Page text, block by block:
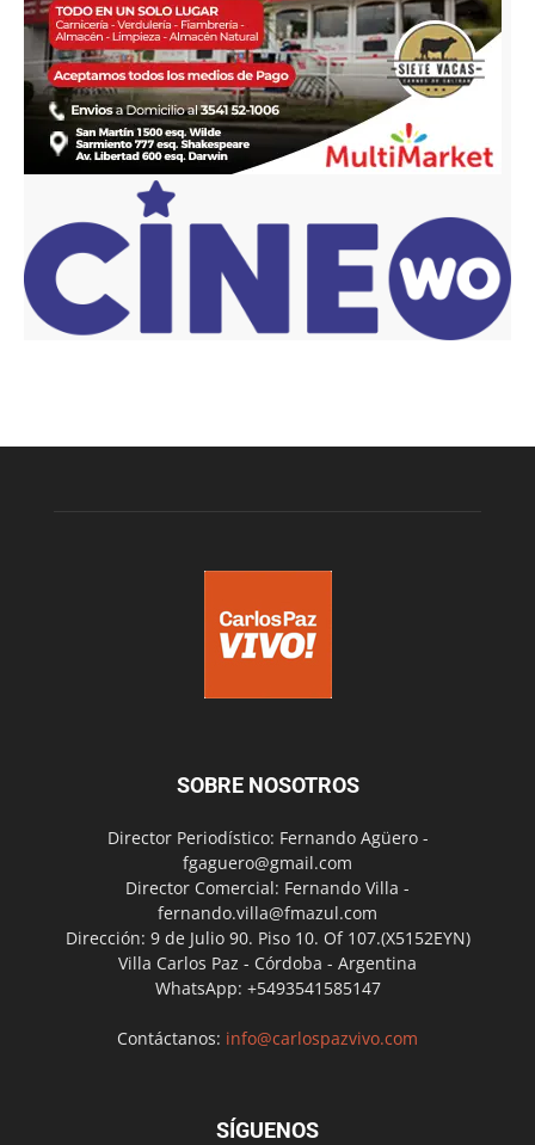
SOBRE NOSOTROS
Director Periodístico: Fernando Agüero -
fgaguero@gmail.com
Director Comercial: Fernando Villa -
fernando.villa@fmazul.com
Dirección: 9 de Julio 90. Piso 10. Of 107.(X5152EYN)
Villa Carlos Paz - Córdoba - Argentina
WhatsApp: +5493541585147
Contáctanos: info@carlospazvivo.com
SÍGUENOS